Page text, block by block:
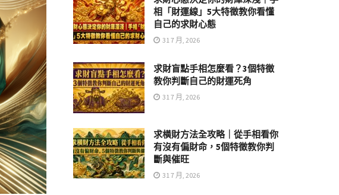
相「財運線」5大特徵教你看懂
自己的求財心態
31 7 月, 2026
求財盲點手相怎麼看？3個特徵
教你判斷自己的財運死角
31 7 月, 2026
求橫財方法全攻略｜從手相看你
有沒有偏財命，5個特徵教你判
斷與催旺
31 7 月, 2026